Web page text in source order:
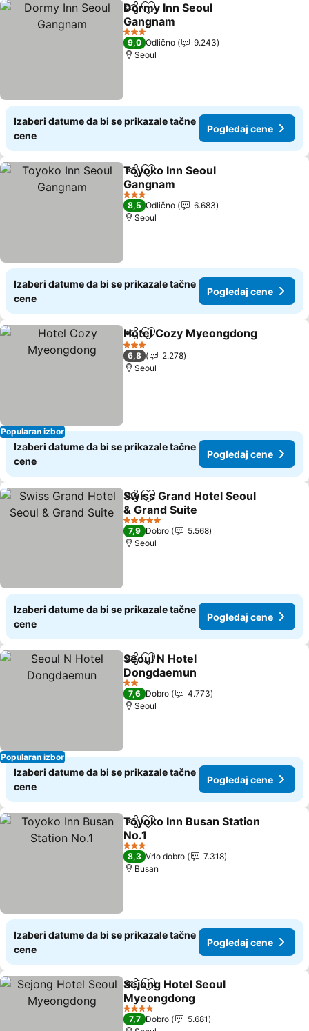
Deli Dodati u favorite
Dormy Inn Seoul
Gangnam
3 Zvezdice
9,0 Odlično
9.243
Seoul
Izaberi datume da bi se prikazale tačne
cene
Pogledaj cene
Deli Dodati u favorite
Toyoko Inn Seoul
Gangnam
3 Zvezdice
8,5 Odlično
6.683
Seoul
Izaberi datume da bi se prikazale tačne
cene
Pogledaj cene
Popularan izbor
Deli Dodati u favorite
Hotel Cozy Myeongdong
3 Zvezdice
6,8
2.278
Seoul
Izaberi datume da bi se prikazale tačne
cene
Pogledaj cene
Deli Dodati u favorite
Swiss Grand Hotel Seoul
& Grand Suite
5 Zvezdice
7,9 Dobro
5.568
Seoul
Izaberi datume da bi se prikazale tačne
cene
Pogledaj cene
Popularan izbor
Deli Dodati u favorite
Seoul N Hotel
Dongdaemun
2 Zvezdice
7,6 Dobro
4.773
Seoul
Izaberi datume da bi se prikazale tačne
cene
Pogledaj cene
Deli Dodati u favorite
Toyoko Inn Busan Station
No.1
3 Zvezdice
8,3 Vrlo dobro
7.318
Busan
Izaberi datume da bi se prikazale tačne
cene
Pogledaj cene
Deli Dodati u favorite
Sejong Hotel Seoul
Myeongdong
4 Zvezdice
7,7 Dobro
5.681